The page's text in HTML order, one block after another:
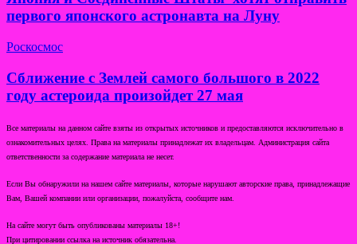
первого японского астронавта на Луну
Роскосмос
Сближение с Землей самого большого в 2022
году астероида произойдет 27 мая
Все материалы на данном сайте взяты из открытых источников и предоставляются исключительно в
ознакомительных целях. Права на материалы принадлежат их владельцам. Администрация сайта
ответственности за содержание материала не несет.
Если Вы обнаружили на нашем сайте материалы, которые нарушают авторские права, принадлежащие
Вам, Вашей компании или организации, пожалуйста, сообщите нам.
На сайте могут быть опубликованы материалы 18+!
При цитировании ссылка на источник обязательна.